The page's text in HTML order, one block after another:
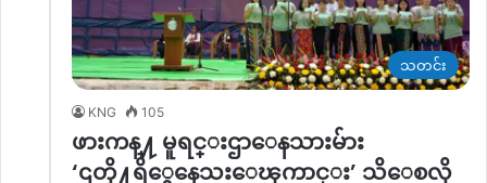
သတင်း
KNG 105
ဖားကန္႔ မူရင္းဌာေနသားမ်ား
‘၎တို႔ရိွေနေသးေၾကာင္း’ သိေစလို